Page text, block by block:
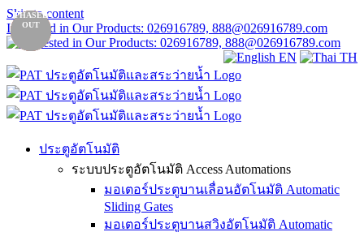
Skip to content
Interested in Our Products: 026916789, 888@026916789.com
EN TH
ประตูอัตโนมัติ
ระบบประตูอัตโนมัติ Access Automations
มอเตอร์ประตูบานเลื่อนอัตโนมัติ Automatic
Sliding Gates
มอเตอร์ประตูบานสวิงอัตโนมัติ Automatic
UPGRA-
DED
PHASED
OUT
PHASED
OUT